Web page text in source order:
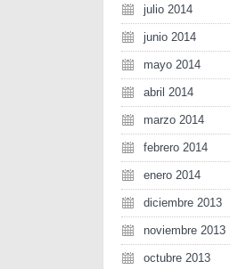
julio 2014
junio 2014
mayo 2014
abril 2014
marzo 2014
febrero 2014
enero 2014
diciembre 2013
noviembre 2013
octubre 2013